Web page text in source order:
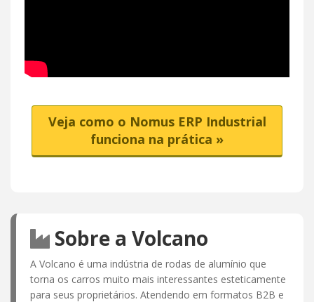
Veja como o Nomus ERP Industrial
funciona na prática »
Sobre a Volcano
A Volcano é uma indústria de rodas de alumínio que
torna os carros muito mais interessantes esteticamente
para seus proprietários. Atendendo em formatos B2B e